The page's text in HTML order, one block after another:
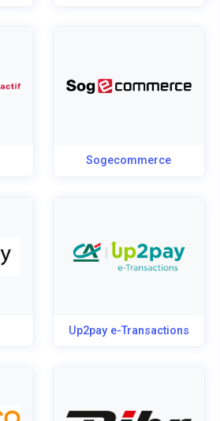
Sogecommerce
Up2pay e-Transactions